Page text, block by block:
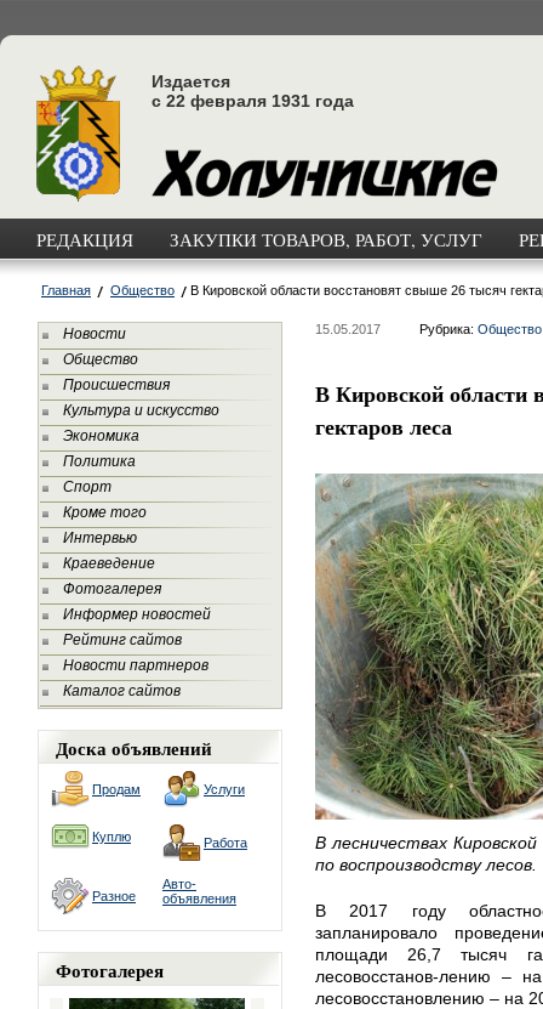
Издается
с 22 февраля 1931 года
РЕДАКЦИЯ ЗАКУПКИ ТОВАРОВ, РАБОТ, УСЛУГ
Главная Общество В Кировской области восстановят свыше 26 тысяч
Новости
Общество
Происшествия
Культура и искусство
Экономика
Политика
Спорт
Кроме того
Интервью
Краеведение
Фотогалерея
Информер новостей
Рейтинг сайтов
Новости партнеров
Каталог сайтов
Доска объявлений
Продам Услуги
Куплю Работа
Разное
Авто-
объявления
Фотогалерея
15.05.2017 Рубрика: Общество
В Кировской области
гектаров леса
В лесничествах
по воспроизводству лесов.
В 2017 году
запланировало
площади 26,7 тысяч
лесовосстанов-лению –
лесовосстановлению – на